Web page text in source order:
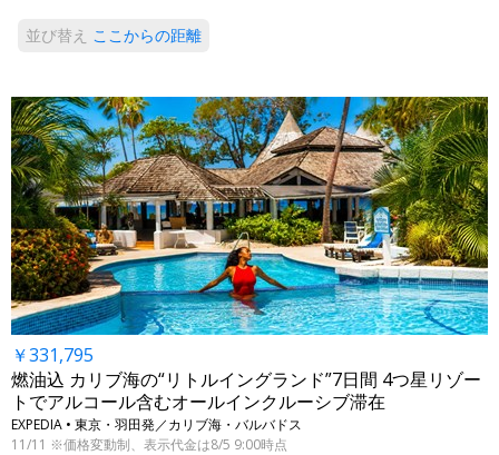
並び替え ここからの距離
￥331,795
燃油込 カリブ海の“リトルイングランド”7日間 4つ星リゾー
トでアルコール含むオールインクルーシブ滞在
EXPEDIA • 東京・羽田発／カリブ海・バルバドス
11/11 ※価格変動制、表示代金は8/5 9:00時点